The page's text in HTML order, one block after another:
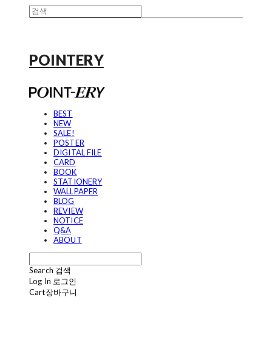
POINTERY
BEST
NEW
SALE!
POSTER
DIGITAL FILE
CARD
BOOK
STATIONERY
WALLPAPER
BLOG
REVIEW
NOTICE
Q&A
ABOUT
Search 검색
Log In 로그인
Cart장바구니